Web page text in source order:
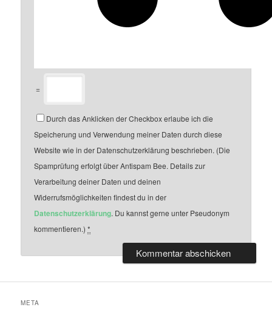
=
Durch das Anklicken der Checkbox erlaube ich die
Speicherung und Verwendung meiner Daten durch diese
Website wie in der Datenschutzerklärung beschrieben. (Die
Spamprüfung erfolgt über Antispam Bee. Details zur
Verarbeitung deiner Daten und deinen
Widerrufsmöglichkeiten findest du in der
Datenschutzerklärung. Du kannst gerne unter Pseudonym
kommentieren.)*
META